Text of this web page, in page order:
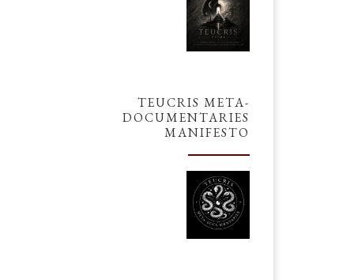
TEUCRIS META-
DOCUMENTARIES
MANIFESTO